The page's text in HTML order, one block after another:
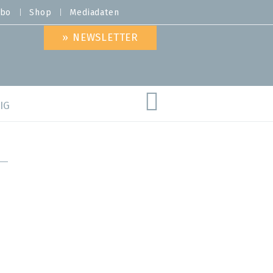
Shop Mediadaten
» NEWSLETTER